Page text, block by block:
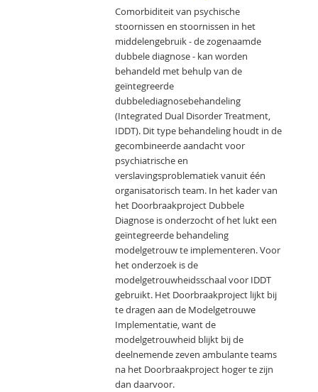
Comorbiditeit van psychische
stoornissen en stoornissen in het
middelengebruik - de zogenaamde
dubbele diagnose - kan worden
behandeld met behulp van de
geïntegreerde
dubbelediagnosebehandeling
(Integrated Dual Disorder Treatment,
IDDT). Dit type behandeling houdt in de
gecombineerde aandacht voor
psychiatrische en
verslavingsproblematiek vanuit één
organisatorisch team. In het kader van
het Doorbraakproject Dubbele
Diagnose is onderzocht of het lukt een
geïntegreerde behandeling
modelgetrouw te implementeren. Voor
het onderzoek is de
modelgetrouwheidsschaal voor IDDT
gebruikt. Het Doorbraakproject lijkt bij
te dragen aan de Modelgetrouwe
Implementatie, want de
modelgetrouwheid blijkt bij de
deelnemende zeven ambulante teams
na het Doorbraakproject hoger te zijn
dan daarvoor.